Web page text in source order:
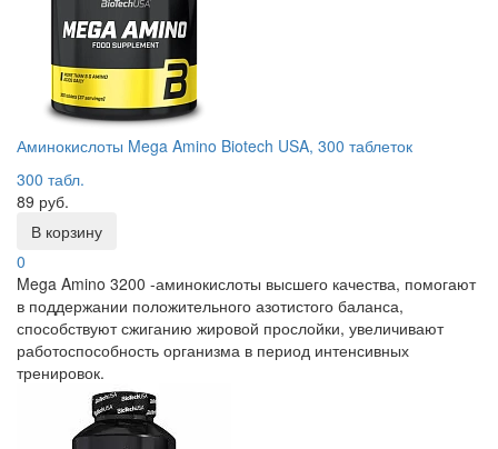
Аминокислоты Mega Amino Biotech USA, 300 таблеток
300 табл.
89 руб.
В корзину
0
Mega Amino 3200 -аминокислоты высшего качества, помогают
в поддержании положительного азотистого баланса,
способствуют сжиганию жировой прослойки, увеличивают
работоспособность организма в период интенсивных
тренировок.